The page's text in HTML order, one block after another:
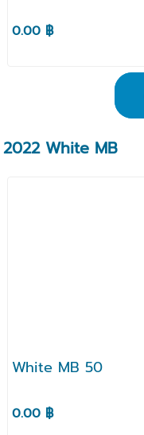
0.00 ฿
2022 White MB
White MB 50
0.00 ฿